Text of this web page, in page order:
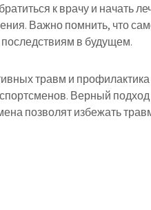
к врачу и начать
Важно помнить, что
в будущем.
травм и
Верный
позволят избежать